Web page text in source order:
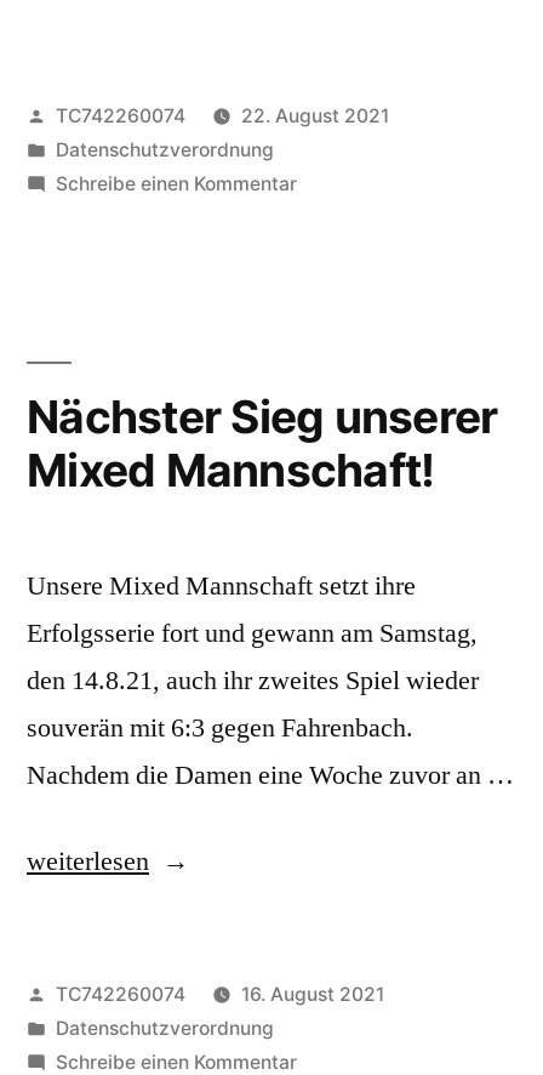
für
unsere
September
2021!“
Veröffentlicht
von
TC742260074
22. August 2021
Veröffentlicht
unter
Datenschutzverordnung
Schreibe einen Kommentarzu
am
September
Nächster Sieg unserer
Mixed Mannschaft!
Unsere Mixed Mannschaft setzt ihre
Erfolgsserie fort und gewann am Samstag,
den 14.8.21, auch ihr zweites Spiel wieder
souverän mit 6:3 gegen Fahrenbach.
Nachdem die Damen eine Woche zuvor an …
„Nächster
Mixed
Mannschaft!“
weiterlesen
Veröffentlicht
von
TC742260074
16. August 2021
Veröffentlicht
unter
Datenschutzverordnung
Schreibe einen Kommentarzu